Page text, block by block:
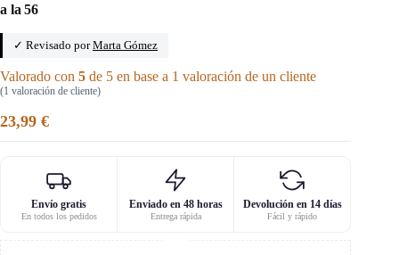
a la 56
✓ Revisado porMarta Gómez
Valorado con 5 de 5 en base a 1 valoración de un cliente
(1 valoración de cliente)
23,99 €
Envío gratis
En todos los pedidos
Enviado en 48 horas
Entrega rápida
Devolución en 14 días
Fácil y rápido